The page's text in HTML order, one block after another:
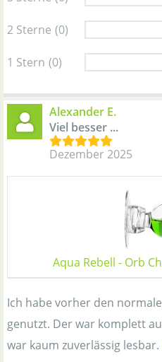
2 Sterne (0)
1 Stern (0)
Alexander E.
Viel besser ...
Dezember 2025
Aqua Rebell - Orb
Ich habe vorher den
genutzt. Der war komplett
war kaum zuverlässig lesbar.